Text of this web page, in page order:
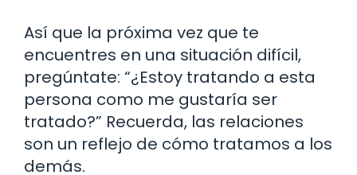
Así que la próxima vez que te
encuentres en una situación difícil,
pregúntate: “¿Estoy tratando a esta
persona como me gustaría ser
tratado?” Recuerda, las relaciones
son un reflejo de cómo tratamos a los
demás.